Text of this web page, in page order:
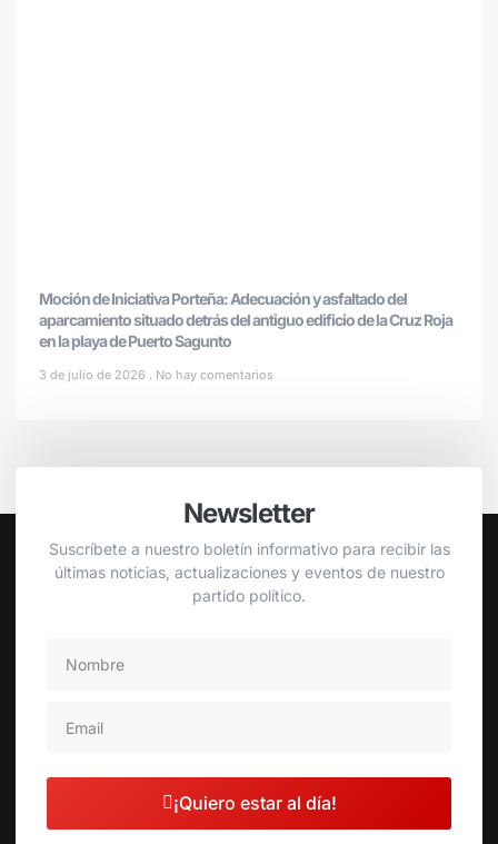
Moción de Iniciativa Porteña: Adecuación y asfaltado del
aparcamiento situado detrás del antiguo edificio de la Cruz Roja
en la playa de Puerto Sagunto
3 de julio de 2026 No hay comentarios
Newsletter
Suscríbete a nuestro boletín informativo para recibir las
últimas noticias, actualizaciones y eventos de nuestro
partido político.
¡Quiero estar al día!